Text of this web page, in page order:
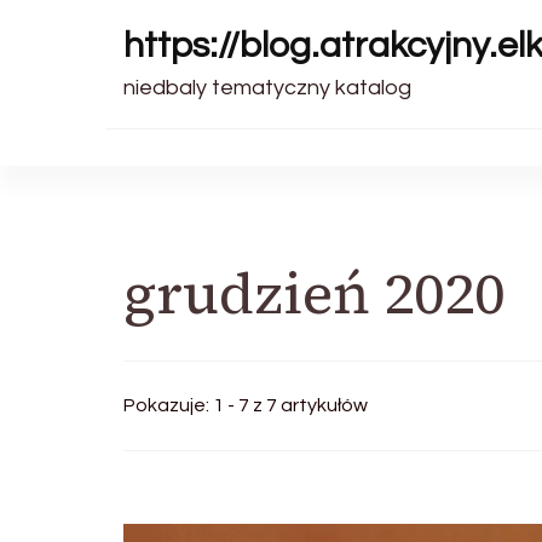
https://
niedbaly tematyczny katalog
grudzień 2020
Pokazuje: 1 - 7 z 7 artykułów